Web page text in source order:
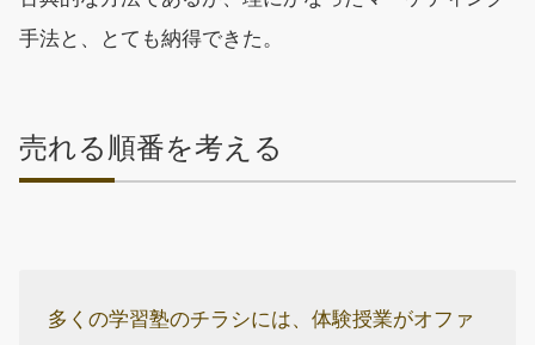
手法と、とても納得できた。
売れる順番を考える
多くの学習塾のチラシには、体験授業がオファ